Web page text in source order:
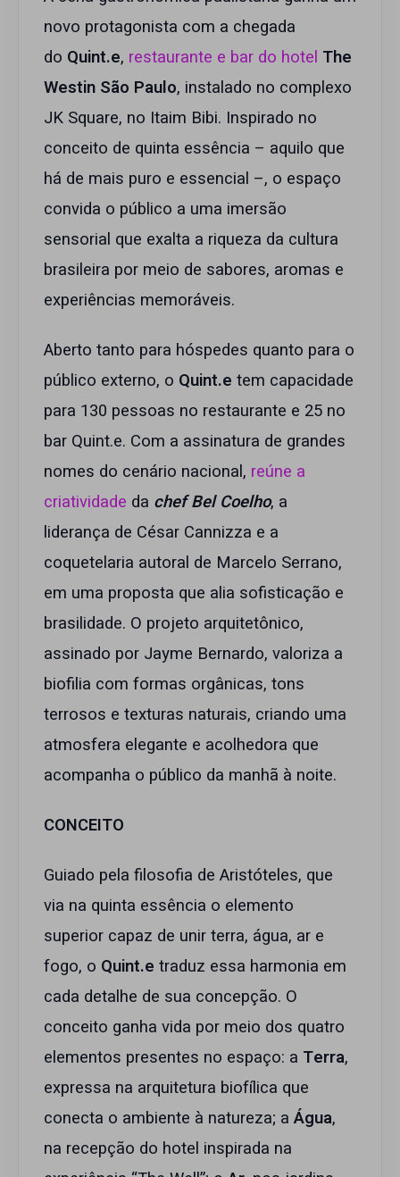
novo protagonista com a chegada
do Quint.e, restaurante e bar do hotel The
Westin São Paulo, instalado no complexo
JK Square, no Itaim Bibi. Inspirado no
conceito de quinta essência – aquilo que
há de mais puro e essencial –, o espaço
convida o público a uma imersão
sensorial que exalta a riqueza da cultura
brasileira por meio de sabores, aromas e
experiências memoráveis.
Aberto tanto para hóspedes quanto para o
público externo, o Quint.e tem capacidade
para 130 pessoas no restaurante e 25 no
bar Quint.e. Com a assinatura de grandes
nomes do cenário nacional, reúne a
criatividade da chef Bel Coelho, a
liderança de César Cannizza e a
coquetelaria autoral de Marcelo Serrano,
em uma proposta que alia sofisticação e
brasilidade. O projeto arquitetônico,
assinado por Jayme Bernardo, valoriza a
biofilia com formas orgânicas, tons
terrosos e texturas naturais, criando uma
atmosfera elegante e acolhedora que
acompanha o público da manhã à noite.
CONCEITO
Guiado pela filosofia de Aristóteles, que
via na quinta essência o elemento
superior capaz de unir terra, água, ar e
fogo, o Quint.e traduz essa harmonia em
cada detalhe de sua concepção. O
conceito ganha vida por meio dos quatro
elementos presentes no espaço: a Terra,
expressa na arquitetura biofílica que
conecta o ambiente à natureza; a Água,
na recepção do hotel inspirada na